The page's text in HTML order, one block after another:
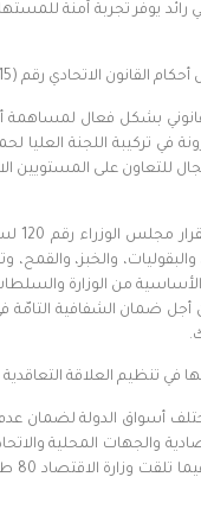
يوفر تجربة آمنة
بشكل فعال لمساهمة
في تركيبة اللجنة
للتعاون على المستويين
والدواجن، والبقوليات،
من الوزارة
من أجل ضمان الشفافية
العلاقة التعاقدية
أسواق الدولة لضمان
بالتعاون مع جميع دوائر التنمية